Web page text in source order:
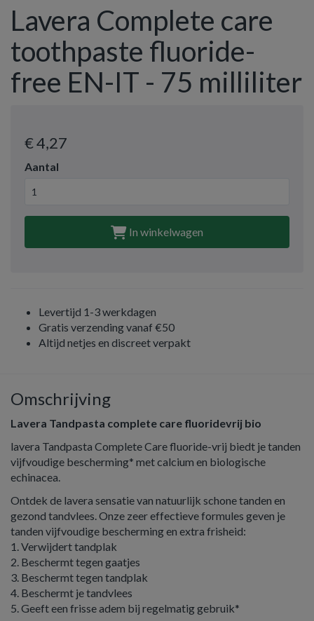
Lavera Complete care
toothpaste fluoride-
free EN-IT - 75 milliliter
€ 4,27
Aantal
In winkelwagen
Levertijd 1-3 werkdagen
Gratis verzending vanaf €50
Altijd netjes en discreet verpakt
Omschrijving
Lavera Tandpasta complete care fluoridevrij bio
lavera Tandpasta Complete Care fluoride-vrij biedt je tanden
vijfvoudige bescherming* met calcium en biologische
echinacea.
Ontdek de lavera sensatie van natuurlijk schone tanden en
gezond tandvlees. Onze zeer effectieve formules geven je
tanden vijfvoudige bescherming en extra frisheid:
1. Verwijdert tandplak
2. Beschermt tegen gaatjes
3. Beschermt tegen tandplak
4. Beschermt je tandvlees
5. Geeft een frisse adem bij regelmatig gebruik*